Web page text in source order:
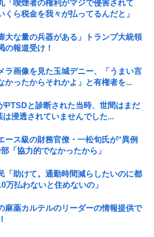
「喫煙者の権利がマジで侵害されて
ら税金を我々が払ってるんだと」
大な量の兵器がある」トランプ大統領
報道受け！
ラ画像を見た玉城デニー、「うまい言
かったからそれかよ」と有権者を...
PTSDと診断された当時、世間はまだ
は浸透されていませんでした...
ース級の財務官僚・一松旬氏が“異例
「協力的でなかったから」
「助けて。通勤時間減らしたいのに都
万払わないと住めないの」
麻薬カルテルのリーダーの情報提供で